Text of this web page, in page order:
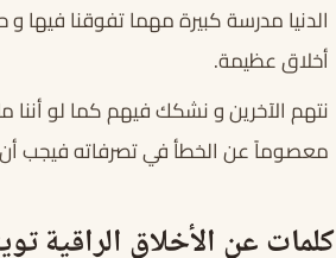
الدنيا مدرسة كبيرة مهما تفوقنا فيها و
أخلاق عظيمة.
نتهم الآخرين و نشكك فيهم كما لو
معصوماً عن الخطأ في تصرفاته فيجب
كلمات عن الأخلاق الراقية